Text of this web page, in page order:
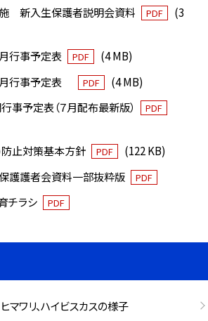
施 新入生保護者説明会資料
PDF
(3
行事予定表
PDF
(4 MB)
行事予定表
PDF
(4 MB)
予定表（７月配布最新版）
PDF
止対策基本方針
PDF
(122 KB)
護護者会資料一部抜粋版
PDF
チラシ PDF
ワリ、ハイビスカスの様子